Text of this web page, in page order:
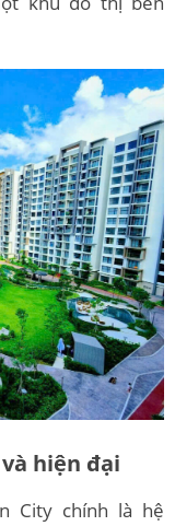
hiện đại
City chính là hệ